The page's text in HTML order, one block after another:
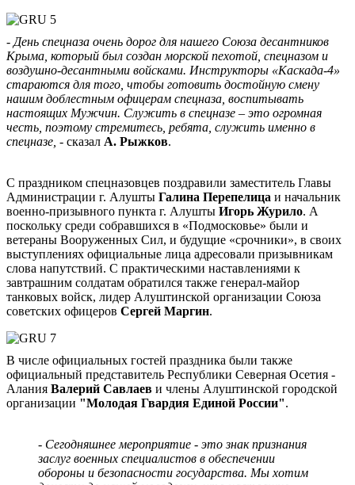
- День спецназа очень дорог для нашего Союза десантников
Крыма, который был создан морской пехотой, спецназом и
воздушно-десантными войсками. Инструкторы «Каскада-4»
стараются для того, чтобы готовить достойную смену
нашим доблестным офицерам спецназа, воспитывать
настоящих Мужчин. Служить в спецназе – это огромная
честь, поэтому стремитесь, ребята, служить именно в
спецназе, - сказал А. Рыжков.
С праздником спецназовцев поздравили заместитель Главы
Администрации г. Алушты Галина Перепелица и начальник
военно-призывного пункта г. Алушты Игорь Журило. А
поскольку среди собравшихся в «Подмосковье» были и
ветераны Вооруженных Сил, и будущие «срочники», в своих
выступлениях официальные лица адресовали призывникам
слова напутствий. С практическими наставлениями к
завтрашним солдатам обратился также генерал-майор
танковых войск, лидер Алуштинской организации Союза
советских офицеров Сергей Маргин.
В числе официальных гостей праздника были также
официальный представитель Республики Северная Осетия -
Алания Валерий Савлаев и члены Алуштинской городской
организации "Молодая Гвардия Единой России".
- Сегодняшнее мероприятие - это знак признания
заслуг военных специалистов в обеспечении
обороны и безопасности государства. Мы хотим